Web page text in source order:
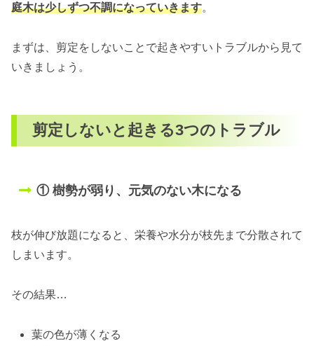
庭木は少しずつ不調になっていきます。
まずは、剪定をしないことで起きやすいトラブルから見て
いきましょう。
剪定しないと起きる3つのトラブル
① 樹勢が弱り、元気のない木になる
枝が伸び放題になると、栄養や水分が枝先まで分散されて
しまいます。
その結果…
葉の色が薄くなる